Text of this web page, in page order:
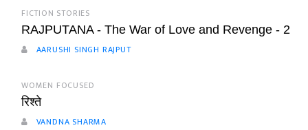
FICTION STORIES
RAJPUTANA - The War of Love and Revenge - 2
AARUSHI SINGH RAJPUT
WOMEN FOCUSED
रिश्ते
VANDNA SHARMA